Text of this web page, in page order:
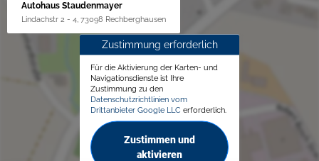
Autohaus Staudenmayer
Lindachstr 2 - 4, 73098 Rechberghausen
Zustimmung erforderlich
Für die Aktivierung der Karten- und
Navigationsdienste ist Ihre
Zustimmung zu den
Datenschutzrichtlinien vom
Drittanbieter Google LLC erforderlich.
Zustimmen und
aktivieren